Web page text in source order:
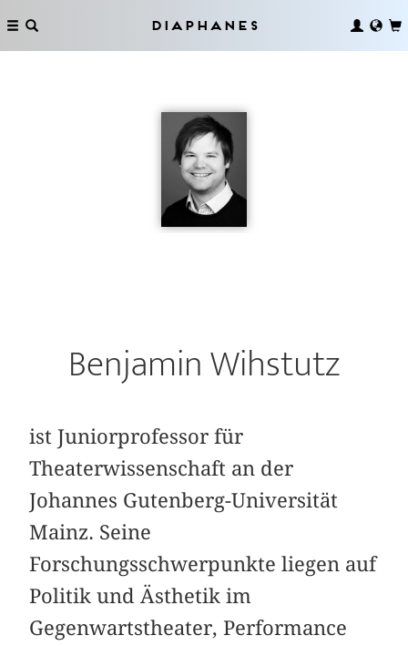
Diaphanes
Benjamin Wihstutz
ist Juniorprofessor für
Theaterwissenschaft an der
Johannes Gutenberg-Universität
Mainz. Seine
Forschungsschwerpunkte liegen auf
Politik und Ästhetik im
Gegenwartstheater, Performance